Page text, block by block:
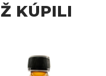
KÚPILI